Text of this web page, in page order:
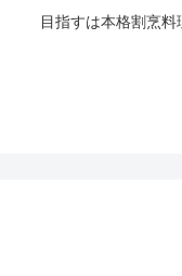
目指すは本格割烹